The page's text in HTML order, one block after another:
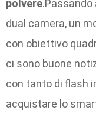
polvere.Passando
dual camera, un
con obiettivo
ci sono buone
con tanto di flash
acquistare lo